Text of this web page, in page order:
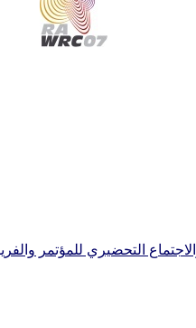
التحضيري للمؤتمر